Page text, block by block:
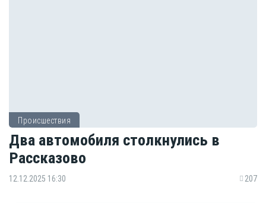
Происшествия
Два автомобиля столкнулись в
Рассказово
12.12.2025 16:30 207